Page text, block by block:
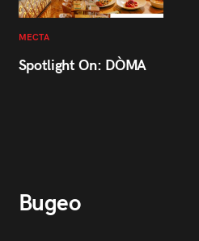
МЕСТА
Spotlight On: DÒMA
Видео